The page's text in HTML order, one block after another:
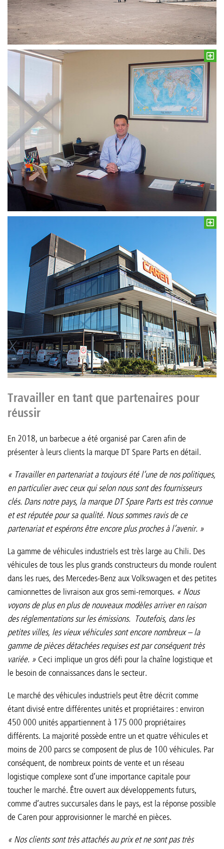
Travailler en tant que partenaires pour
réussir
En 2018, un barbecue a été organisé par Caren afin de
présenter à leurs clients la marque DT Spare Parts en détail.
« Travailler en partenariat a toujours été l’une de nos politiques,
en particulier avec ceux qui selon nous sont des fournisseurs
clés. Dans notre pays, la marque DT Spare Parts est très connue
et est réputée pour sa qualité. Nous sommes ravis de ce
partenariat et espérons être encore plus proches à l’avenir. »
La gamme de véhicules industriels est très large au Chili. Des
véhicules de tous les plus grands constructeurs du monde roulent
dans les rues, des Mercedes-Benz aux Volkswagen et des petites
camionnettes de livraison aux gros semi-remorques. « Nous
voyons de plus en plus de nouveaux modèles arriver en raison
des réglementations sur les émissions. Toutefois, dans les
petites villes, les vieux véhicules sont encore nombreux – la
gamme de pièces détachées requises est par conséquent très
variée. » Ceci implique un gros défi pour la chaîne logistique et
le besoin de connaissances dans le secteur.
Le marché des véhicules industriels peut être décrit comme
étant divisé entre différentes unités et propriétaires : environ
450 000 unités appartiennent à 175 000 propriétaires
différents. La majorité possède entre un et quatre véhicules et
moins de 200 parcs se composent de plus de 100 véhicules. Par
conséquent, de nombreux points de vente et un réseau
logistique complexe sont d’une importance capitale pour
toucher le marché. Être ouvert aux développements futurs,
comme d’autres succursales dans le pays, est la réponse possible
de Caren pour approvisionner le marché en pièces.
« Nos clients sont très attachés au prix et ne sont pas très